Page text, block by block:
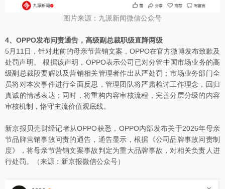
图片来源：九派新闻微信公众号
4、OPPO发布问责通告，高级副总裁职级直降两级
5月11日，针对此前的母亲节营销文案，OPPO在官方微博发布致歉及
处罚声明。 根据该声明，OPPO表示公司已对分管中国市场业务的高
级副总裁段要辉以及营销相关管理者作出从严处罚；市场业务部门全
员将对本次事件进行全面反思，管理团队将严肃检讨工作理念，回归
真诚的情感表达；同时，将重构内容审核流程，完善分层分级的内容
审核机制，恪守主流价值观底线。
新京报贝壳财经记者从OPPO获悉，OPPO内部发布关于2026年母亲
节品牌营销事故问责的通告，通告显示，根据《公司品牌事故问责制
度》，将母亲节营销文案事故判定为重大品牌事故，对相关负责人进
行处罚。（来源：新京报微信公众号）